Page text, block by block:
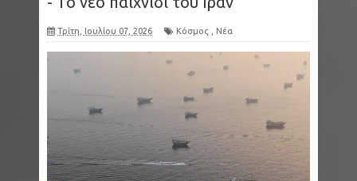
Τρίτη, Ιουλίου 07, 2026 Κόσμος Νέα